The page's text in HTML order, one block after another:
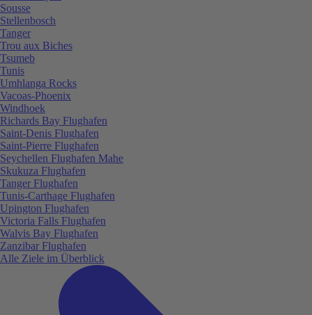
Sousse
Stellenbosch
Tanger
Trou aux Biches
Tsumeb
Tunis
Umhlanga Rocks
Vacoas-Phoenix
Windhoek
Richards Bay Flughafen
Saint-Denis Flughafen
Saint-Pierre Flughafen
Seychellen Flughafen Mahe
Skukuza Flughafen
Tanger Flughafen
Tunis-Carthage Flughafen
Upington Flughafen
Victoria Falls Flughafen
Walvis Bay Flughafen
Zanzibar Flughafen
Alle Ziele im Überblick